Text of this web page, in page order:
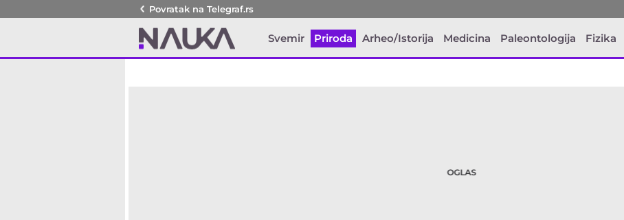
Povratak na Telegraf.rs
Svemir Priroda Arheo/Istorija Medicina Paleontologija Fizika